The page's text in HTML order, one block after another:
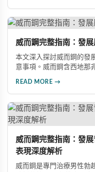
威而鋼完整指南：發
本文深入探討威而鋼的發
意事項。威而鋼含西地那
READ MORE →
威而鋼完整指南：發
表現深度解析
威而鋼是專門治療男性勃